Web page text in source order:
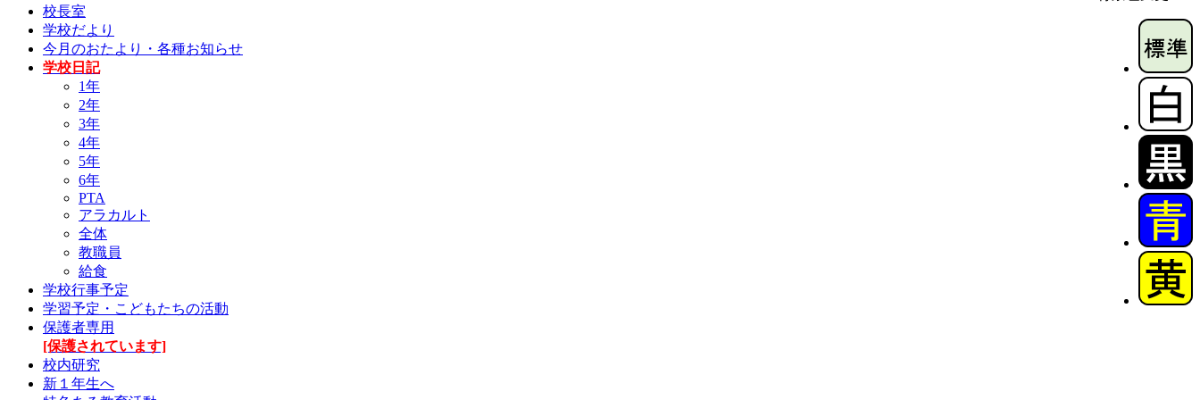
校長室
学校だより
今月のおたより・各種お知らせ
学校日記
1年
2年
3年
4年
5年
6年
PTA
アラカルト
全体
教職員
給食
学校行事予定
学習予定・こどもたちの活動
保護者専用
[保護されています]
校内研究
新１年生へ